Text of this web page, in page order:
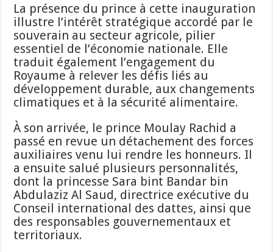
La présence du prince à cette inauguration
illustre l’intérêt stratégique accordé par le
souverain au secteur agricole, pilier
essentiel de l’économie nationale. Elle
traduit également l’engagement du
Royaume à relever les défis liés au
développement durable, aux changements
climatiques et à la sécurité alimentaire.
À son arrivée, le prince Moulay Rachid a
passé en revue un détachement des forces
auxiliaires venu lui rendre les honneurs. Il
a ensuite salué plusieurs personnalités,
dont la princesse Sara bint Bandar bin
Abdulaziz Al Saud, directrice exécutive du
Conseil international des dattes, ainsi que
des responsables gouvernementaux et
territoriaux.